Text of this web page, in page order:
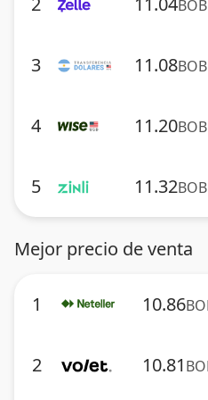
BOB
3 11.08BOB
4 11.20BOB
5 11.32BOB
Mejor precio de venta
1 10.86
2 10.81